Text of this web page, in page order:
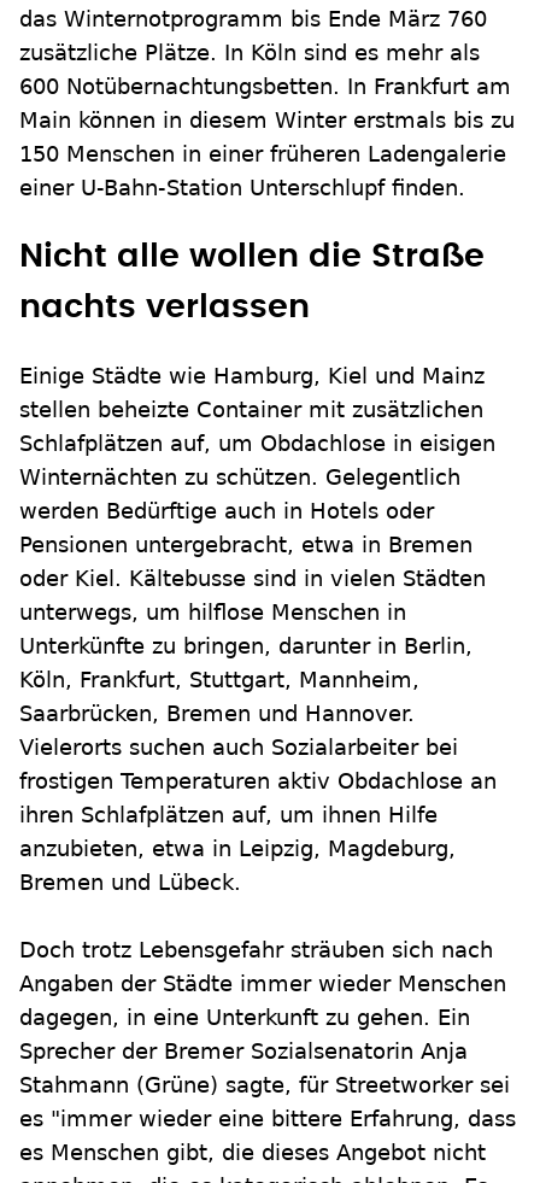
das Winternotprogramm bis Ende März 760
zusätzliche Plätze. In Köln sind es mehr als
600 Notübernachtungsbetten. In Frankfurt am
Main können in diesem Winter erstmals bis zu
150 Menschen in einer früheren Ladengalerie
einer U-Bahn-Station Unterschlupf finden.
Nicht alle wollen die Straße
nachts verlassen
Einige Städte wie Hamburg, Kiel und Mainz
stellen beheizte Container mit zusätzlichen
Schlafplätzen auf, um Obdachlose in eisigen
Winternächten zu schützen. Gelegentlich
werden Bedürftige auch in Hotels oder
Pensionen untergebracht, etwa in Bremen
oder Kiel. Kältebusse sind in vielen Städten
unterwegs, um hilflose Menschen in
Unterkünfte zu bringen, darunter in Berlin,
Köln, Frankfurt, Stuttgart, Mannheim,
Saarbrücken, Bremen und Hannover.
Vielerorts suchen auch Sozialarbeiter bei
frostigen Temperaturen aktiv Obdachlose an
ihren Schlafplätzen auf, um ihnen Hilfe
anzubieten, etwa in Leipzig, Magdeburg,
Bremen und Lübeck.
Doch trotz Lebensgefahr sträuben sich nach
Angaben der Städte immer wieder Menschen
dagegen, in eine Unterkunft zu gehen. Ein
Sprecher der Bremer Sozialsenatorin Anja
Stahmann (Grüne) sagte, für Streetworker sei
es "immer wieder eine bittere Erfahrung, dass
es Menschen gibt, die dieses Angebot nicht